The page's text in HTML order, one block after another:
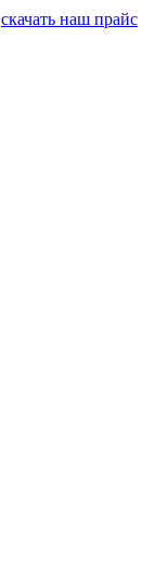
скачать наш прайс